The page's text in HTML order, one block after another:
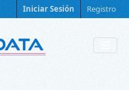
Iniciar Sesión Registro